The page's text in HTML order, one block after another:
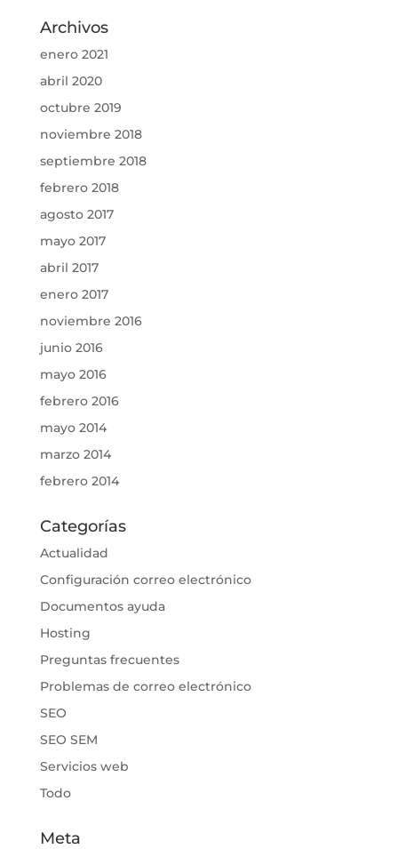
Archivos
enero 2021
abril 2020
octubre 2019
noviembre 2018
septiembre 2018
febrero 2018
agosto 2017
mayo 2017
abril 2017
enero 2017
noviembre 2016
junio 2016
mayo 2016
febrero 2016
mayo 2014
marzo 2014
febrero 2014
Categorías
Actualidad
Configuración correo electrónico
Documentos ayuda
Hosting
Preguntas frecuentes
Problemas de correo electrónico
SEO
SEO SEM
Servicios web
Todo
Meta